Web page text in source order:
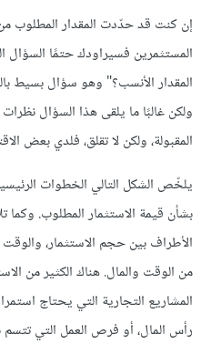
إن كنت قد حدّدت المقدار المطلوب
المستثمرين فسيراودك حتمًا السؤال
المقدار اﻷنسب؟" وهو سؤال بسيط
ولكن غالبًا ما يلقى هذا السؤال
المقبولة، ولكن لا تقلق، فلدي بعض
يلخّص الشكل التالي الخطوات
بشأن قيمة الاستثمار المطلوب.
الأطراف بين حجم الاستثمار،
من الوقت والمال. هناك الكثير من
المشاريع التجارية التي يحتاج
رأس المال، أو فرص العمل التي تتسم